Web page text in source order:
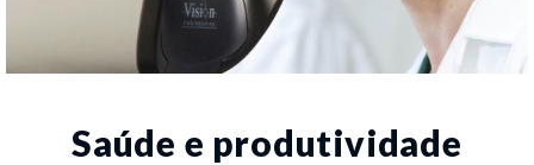
Saúde e produtividade